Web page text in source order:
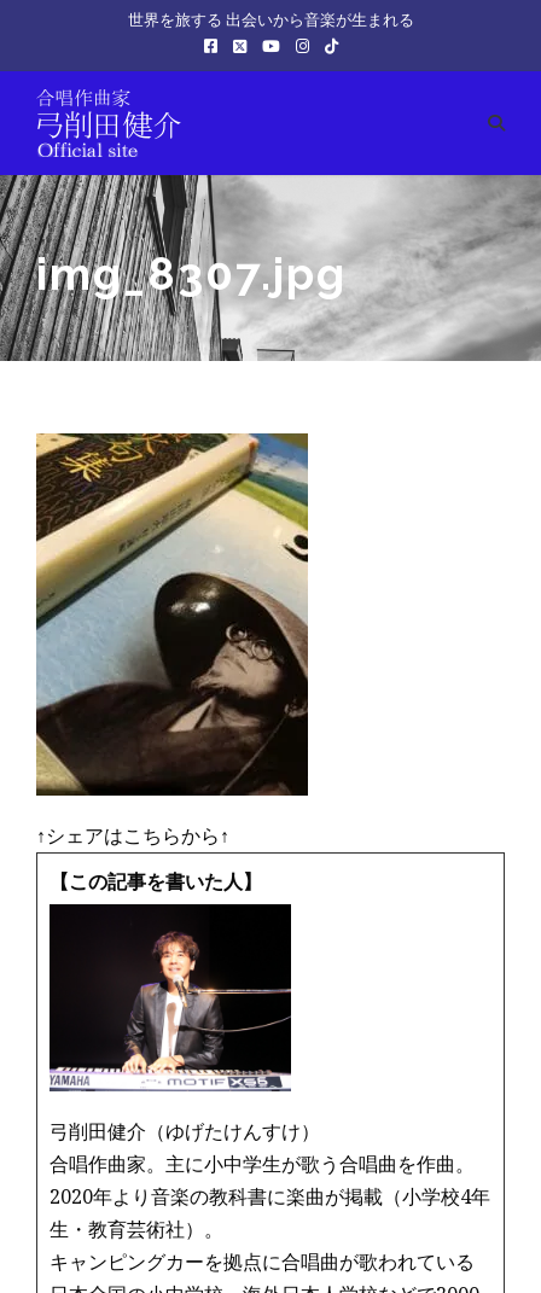
世界を旅する 出会いから音楽が生まれる
img_8307.jpg
↑シェアはこちらから↑
【この記事を書いた人】
弓削田健介（ゆげたけんすけ）
合唱作曲家。主に小中学生が歌う合唱曲を作曲。
2020年より音楽の教科書に楽曲が掲載（小学校4年
生・教育芸術社）。
キャンピングカーを拠点に合唱曲が歌われている